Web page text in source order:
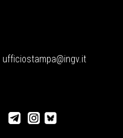
ufficiostampa@ingv.it